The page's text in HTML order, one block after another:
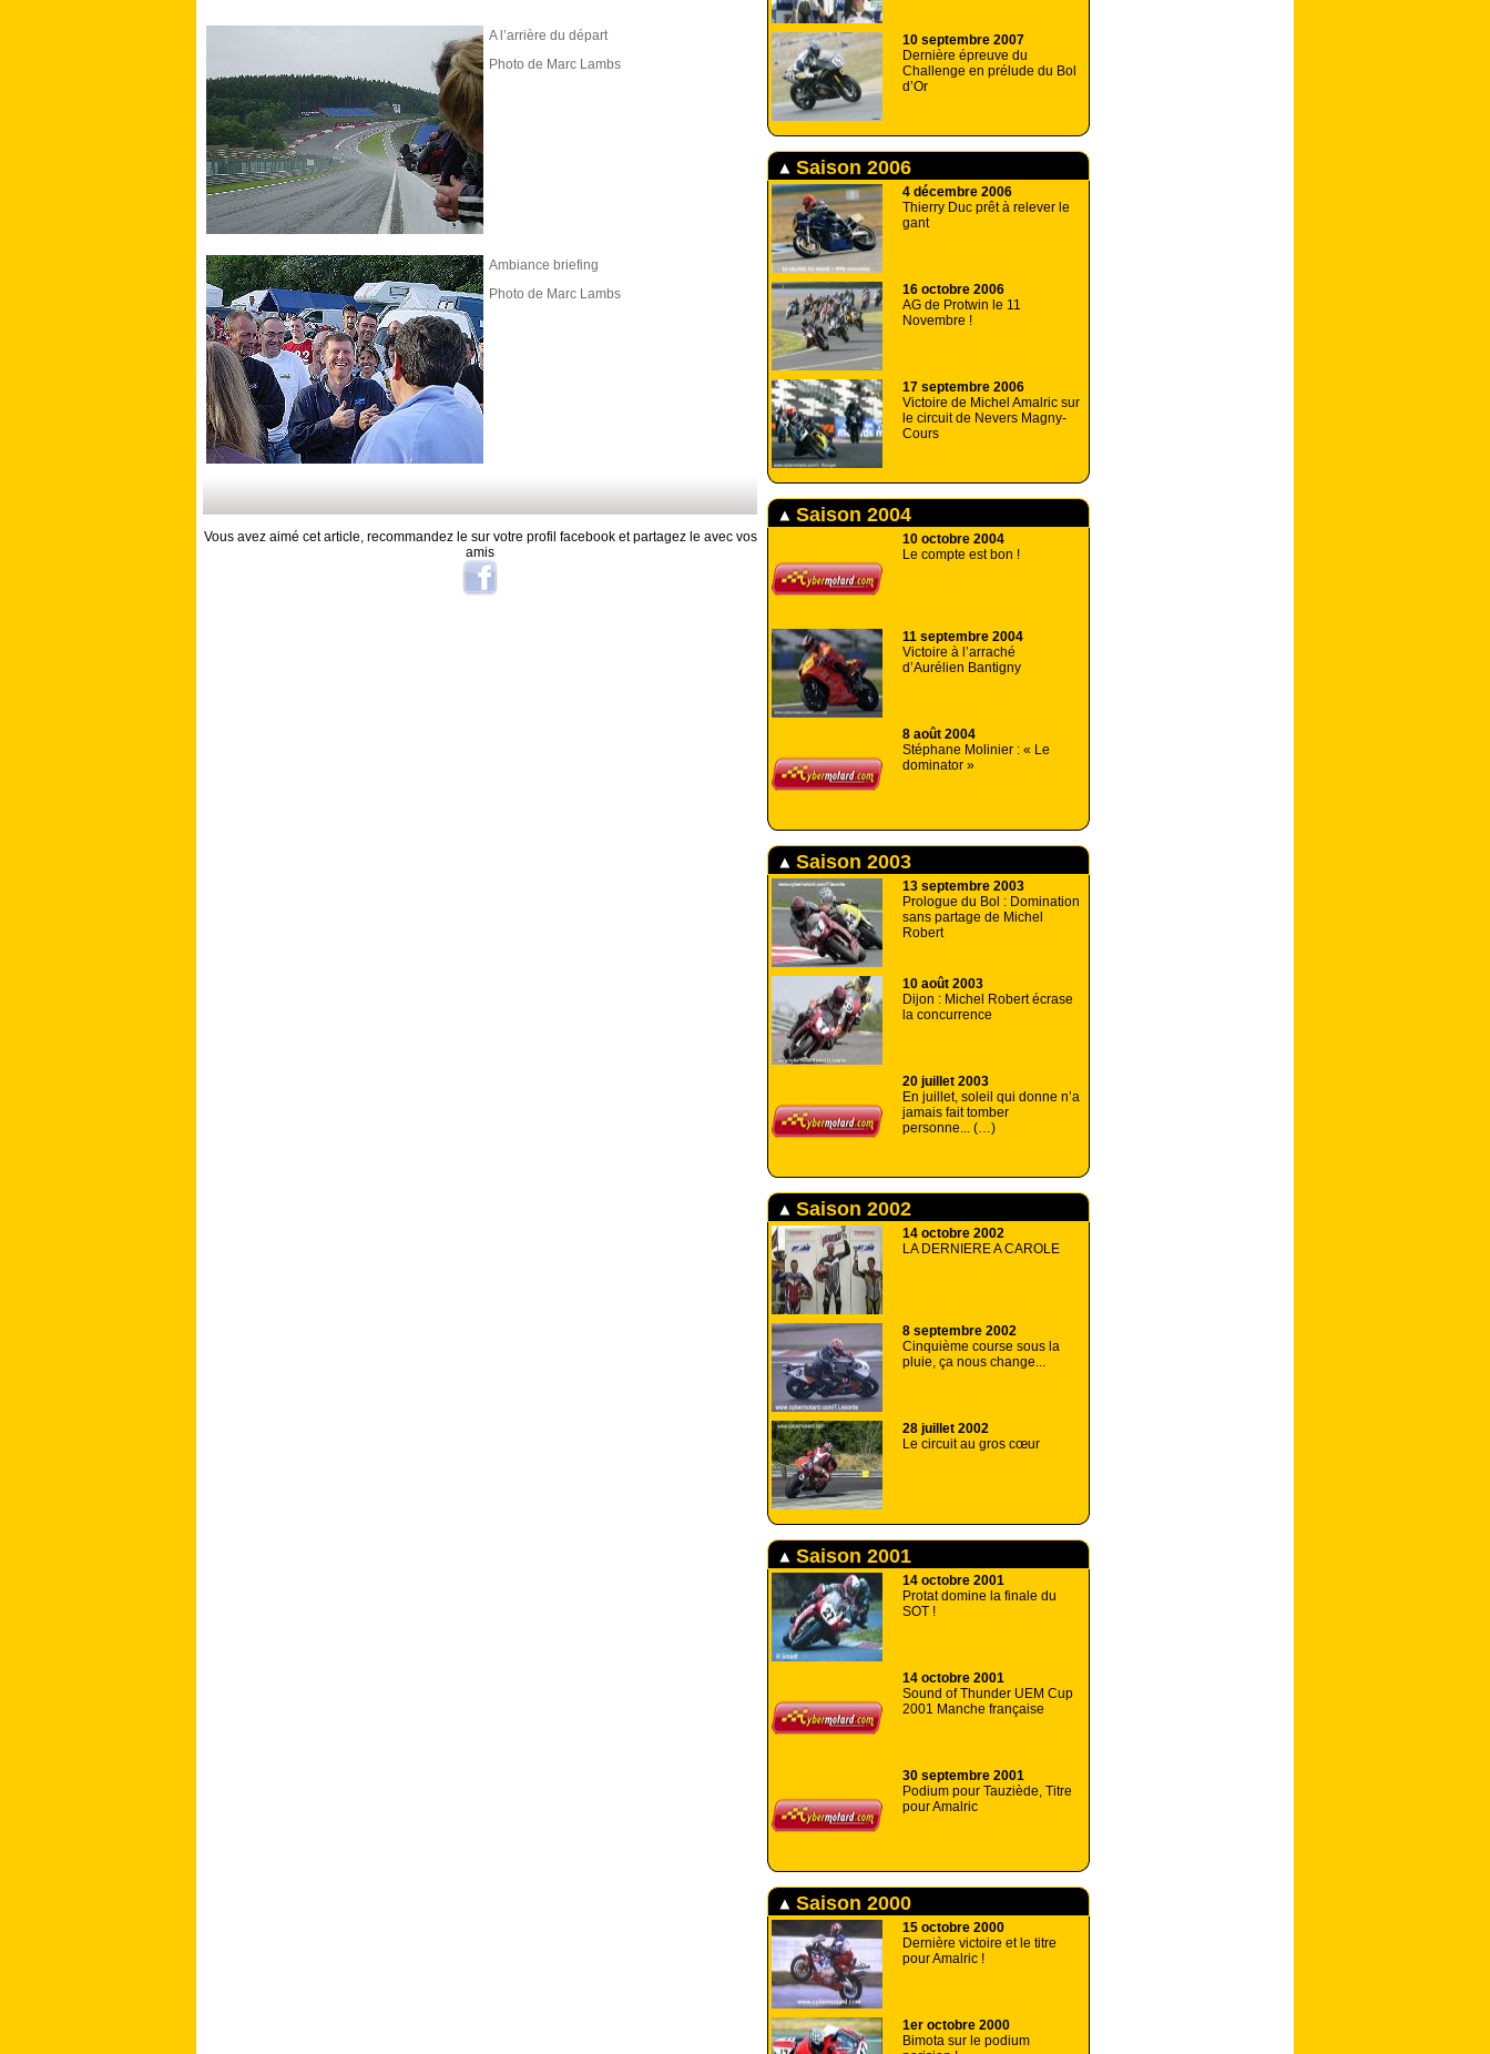
A l’arrière du départ
Photo de Marc Lambs
Ambiance briefing
Photo de Marc Lambs
Vous avez aimé cet article, recommandez le sur votre profil facebook et partagez le avec vos
amis
10 septembre 2007
Dernière épreuve du
Challenge en prélude du Bol
d’Or
Saison 2006
4 décembre 2006
Thierry Duc prêt à relever le
gant
16 octobre 2006
AG de Protwin le 11
Novembre !
17 septembre 2006
Victoire de Michel Amalric sur
le circuit de Nevers Magny-
Cours
Saison 2004
10 octobre 2004
Le compte est bon !
11 septembre 2004
Victoire à l’arraché
d’Aurélien Bantigny
8 août 2004
Stéphane Molinier : « Le
dominator »
Saison 2003
13 septembre 2003
Prologue du Bol : Domination
sans partage de Michel
Robert
10 août 2003
Dijon : Michel Robert écrase
la concurrence
20 juillet 2003
En juillet, soleil qui donne n’a
jamais fait tomber
personne... (…)
Saison 2002
14 octobre 2002
LA DERNIERE A CAROLE
8 septembre 2002
Cinquième course sous la
pluie, ça nous change...
28 juillet 2002
Le circuit au gros cœur
Saison 2001
14 octobre 2001
Protat domine la finale du
SOT !
14 octobre 2001
Sound of Thunder UEM Cup
2001 Manche française
30 septembre 2001
Podium pour Tauziède, Titre
pour Amalric
Saison 2000
15 octobre 2000
Dernière victoire et le titre
pour Amalric !
1er octobre 2000
Bimota sur le podium